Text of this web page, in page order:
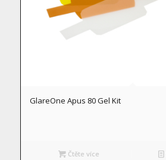
GlareOne Apus 80 Gel Kit
Čtěte více